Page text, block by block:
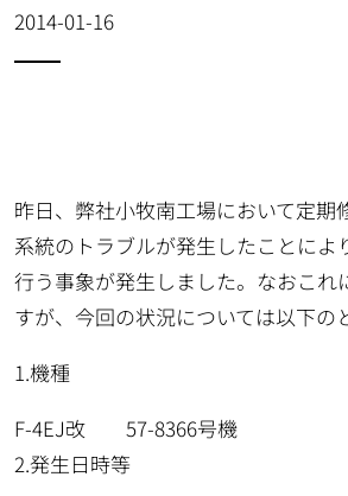
2014-01-16
昨日、弊社小牧南工場において定
系統のトラブルが発生したことに
行う事象が発生しました。なおこ
すが、今回の状況については以下の
1.機種
F-4EJ改 57-8366号機
2.発生日時等